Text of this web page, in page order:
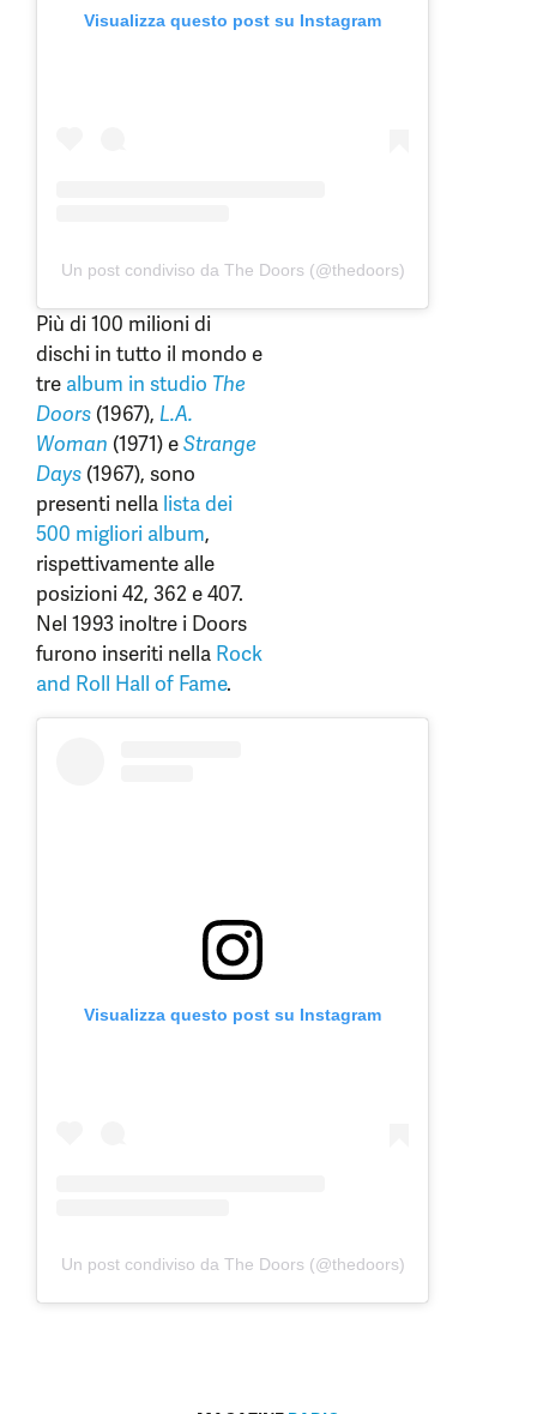
Visualizza questo post su Instagram
Un post condiviso da The Doors (@thedoors)
Più di 100 milioni di
dischi in tutto il mondo e
tre album in studio The
Doors (1967), L.A.
Woman (1971) eStrange
Days (1967), sono
presenti nella lista dei
500 migliori album,
rispettivamente alle
posizioni 42, 362 e 407.
Nel 1993 inoltre i Doors
furono inseriti nella Rock
and Roll Hall of Fame.
Visualizza questo post su Instagram
Un post condiviso da The Doors (@thedoors)